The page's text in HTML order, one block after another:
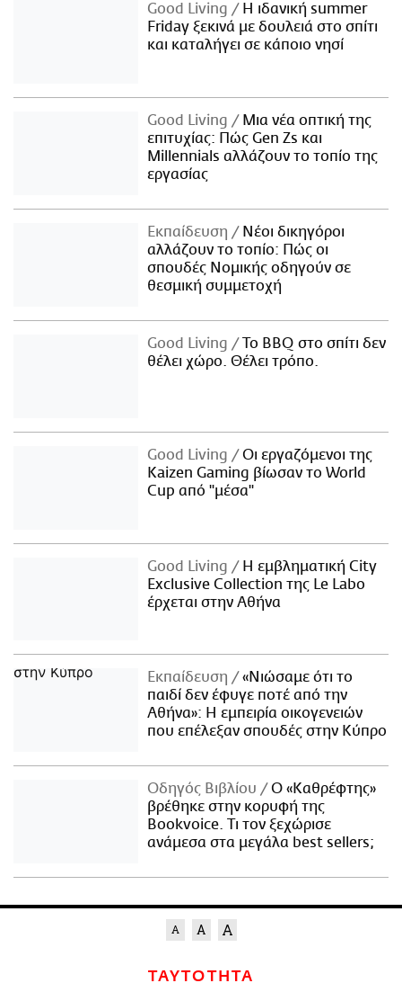
Good Living
Η ιδανική summer
Friday ξεκινά με δουλειά στο σπίτι
και καταλήγει σε κάποιο νησί
Good Living
Μια νέα οπτική της
επιτυχίας: Πώς Gen Zs και
Millennials αλλάζουν το τοπίο της
εργασίας
Εκπαίδευση
Νέοι δικηγόροι
αλλάζουν το τοπίο: Πώς οι
σπουδές Νομικής οδηγούν σε
θεσμική συμμετοχή
Good Living
Το BBQ στο σπίτι δεν
θέλει χώρο. Θέλει τρόπο.
Good Living
Οι εργαζόμενοι της
Kaizen Gaming βίωσαν το World
Cup από "μέσα"
Good Living
Η εμβληματική City
Exclusive Collection της Le Labo
έρχεται στην Αθήνα
Εκπαίδευση
«Νιώσαμε ότι το
παιδί δεν έφυγε ποτέ από την
Αθήνα»: Η εμπειρία οικογενειών
που επέλεξαν σπουδές στην Κύπρο
Οδηγός Βιβλίου
Ο «Καθρέφτης»
βρέθηκε στην κορυφή της
Bookvoice. Τι τον ξεχώρισε
ανάμεσα στα μεγάλα best sellers;
ΤΑΥΤΟΤΗΤΑ